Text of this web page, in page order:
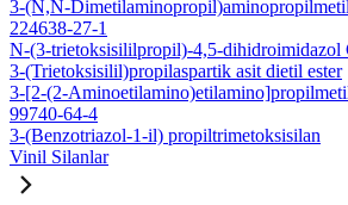
3-(N,N-
224638-27-1
N-(3-trietoksisililpropil)-4,5-dihidroimidazol
3-(Trietoksisilil)propilaspartik asit dietil ester
3-[2-(2-
99740-64-4
3-(Benzotriazol-1-il) propiltrimetoksisilan
Vinil Silanlar